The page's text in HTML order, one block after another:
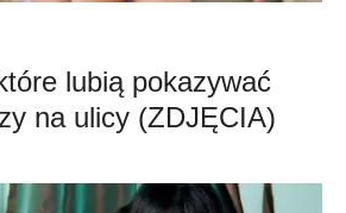
lubią pokazywać
na ulicy (ZDJĘCIA)